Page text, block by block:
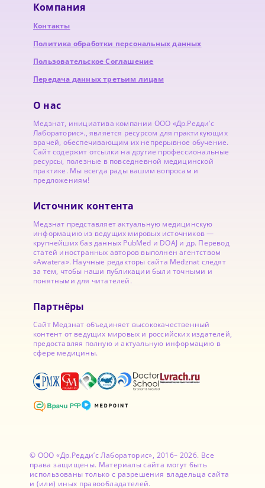
Компания
Контакты
Политика обработки персональных данных
Пользовательское Соглашение
Передача данных третьим лицам
О нас
Медзнат, инициатива компании ООО «Др.Редди’с
Лабораторис»., является ресурсом для практикующих
врачей, обеспечивающим их непрерывное обучение.
Сайт содержит отсылки на другие профессиональные
ресурсы, полезные в повседневной медицинской
практике. Мы всегда рады вашим вопросам и
предложениям!
Источник контента
Медзнат представляет актуальную медицинскую
информацию из ведущих мировых источников —
крупнейших баз данных PubMed и DOAJ и др. Перевод
статей иностранных авторов выполнен агентством
«Awatera». Научные редакторы сайта Medznat следят
за тем, чтобы наши публикации были точными и
понятными для читателей.
Партнёры
Сайт Медзнат объединяет высококачественный
контент от ведущих мировых и российских издателей,
предоставляя полную и актуальную информацию в
сфере медицины.
© ООО «Др.Редди’с Лабораторис», 2016– 2026. Все
права защищены. Материалы сайта могут быть
использованы только с разрешения владельца сайта
и (или) иных правообладателей.